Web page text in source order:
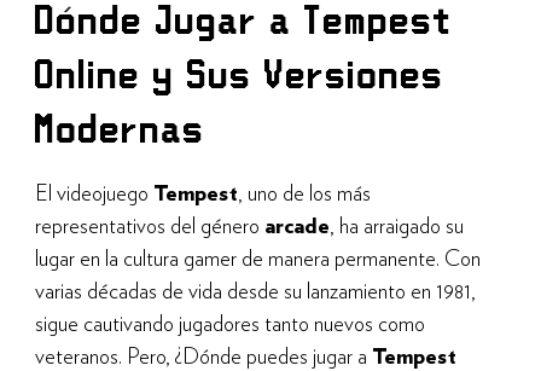
Dónde Jugar a Tempest
Online y Sus Versiones
Modernas
El videojuego Tempest, uno de los más
representativos del género arcade, ha arraigado su
lugar en la cultura gamer de manera permanente. Con
varias décadas de vida desde su lanzamiento en 1981,
sigue cautivando jugadores tanto nuevos como
veteranos. Pero, ¿Dónde puedes jugar a Tempest